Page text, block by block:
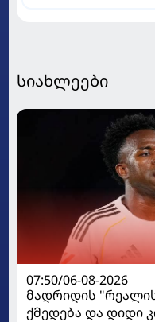
სიახლეები
07:50/06-08-2026
მადრიდის
ქმედება და დიდი